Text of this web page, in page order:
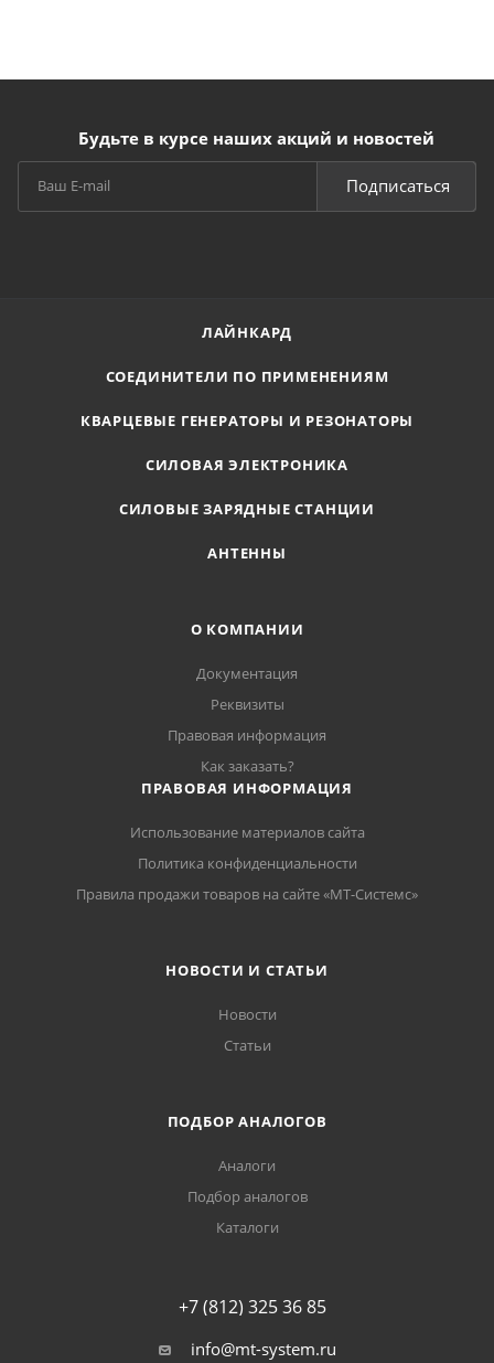
Будьте в курсе наших акций и новостей
Подписаться
ЛАЙНКАРД
СОЕДИНИТЕЛИ ПО ПРИМЕНЕНИЯМ
КВАРЦЕВЫЕ ГЕНЕРАТОРЫ И РЕЗОНАТОРЫ
СИЛОВАЯ ЭЛЕКТРОНИКА
СИЛОВЫЕ ЗАРЯДНЫЕ СТАНЦИИ
АНТЕННЫ
О КОМПАНИИ
Документация
Реквизиты
Правовая информация
Как заказать?
ПРАВОВАЯ ИНФОРМАЦИЯ
Использование материалов сайта
Политика конфиденциальности
Правила продажи товаров на сайте «МТ-Системс»
НОВОСТИ И СТАТЬИ
Новости
Статьи
ПОДБОР АНАЛОГОВ
Аналоги
Подбор аналогов
Каталоги
+7 (812) 325 36 85
info@mt-system.ru